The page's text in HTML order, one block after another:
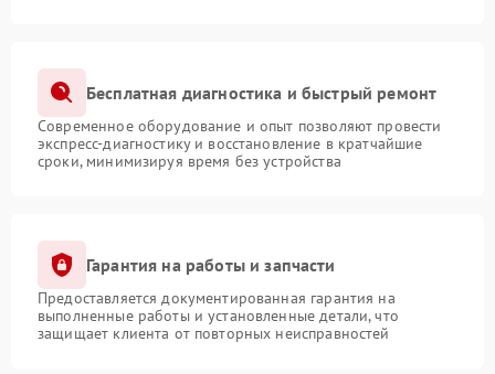
Бесплатная диагностика и быстрый ремонт
Современное оборудование и опыт позволяют провести
экспресс-диагностику и восстановление в кратчайшие
сроки, минимизируя время без устройства
Гарантия на работы и запчасти
Предоставляется документированная гарантия на
выполненные работы и установленные детали, что
защищает клиента от повторных неисправностей